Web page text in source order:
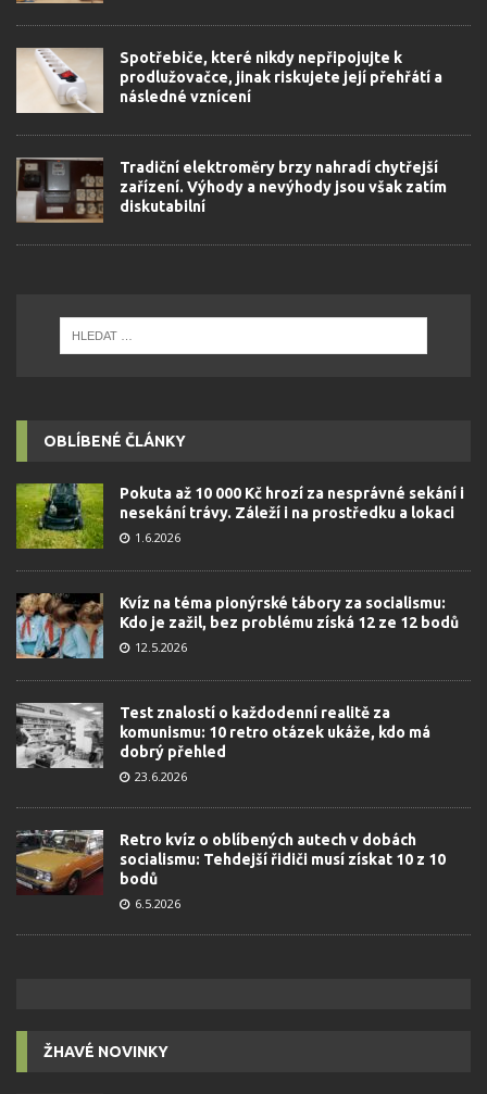
Spotřebiče, které nikdy nepřipojujte k
prodlužovačce, jinak riskujete její přehřátí a
následné vznícení
Tradiční elektroměry brzy nahradí chytřejší
zařízení. Výhody a nevýhody jsou však zatím
diskutabilní
OBLÍBENÉ ČLÁNKY
Pokuta až 10 000 Kč hrozí za nesprávné sekání i
nesekání trávy. Záleží i na prostředku a lokaci
1.6.2026
Kvíz na téma pionýrské tábory za socialismu:
Kdo je zažil, bez problému získá 12 ze 12 bodů
12.5.2026
Test znalostí o každodenní realitě za
komunismu: 10 retro otázek ukáže, kdo má
dobrý přehled
23.6.2026
Retro kvíz o oblíbených autech v dobách
socialismu: Tehdejší řidiči musí získat 10 z 10
bodů
6.5.2026
ŽHAVÉ NOVINKY